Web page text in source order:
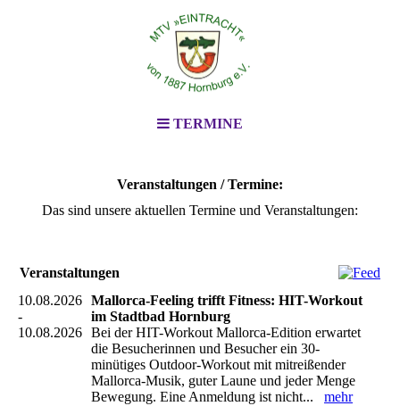
TERMINE
Veranstaltungen / Termine:
Das sind unsere aktuellen Termine und Veranstaltungen:
Veranstaltungen
10.08.2026
-
10.08.2026
Mallorca-Feeling trifft Fitness: HIT-Workout
im Stadtbad Hornburg
Bei der HIT-Workout Mallorca-Edition erwartet
die Besucherinnen und Besucher ein 30-
minütiges Outdoor-Workout mit mitreißender
Mallorca-Musik, guter Laune und jeder Menge
Bewegung. Eine Anmeldung ist nicht... mehr